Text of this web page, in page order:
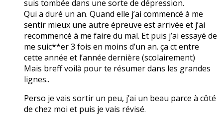
suis tombée dans une sorte de dépression.
Qui a duré un an. Quand elle j’ai commencé à me
sentir mieux une autre épreuve est arrivée et j’ai
recommencé à me faire du mal. Et puis j’ai essayé de
me suic**er 3 fois en moins d’un an. ça ct entre
cette année et l’année dernière (scolairement)
Mais breff voilà pour te résumer dans les grandes
lignes..
Perso je vais sortir un peu, j’ai un beau parce à côté
de chez moi et puis je vais révisé.